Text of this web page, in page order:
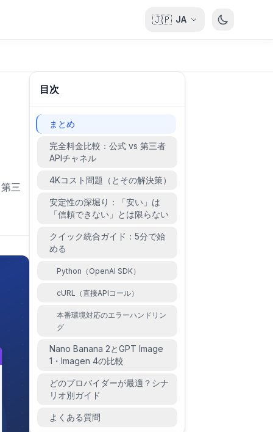
🇯🇵 JA
三
目次
まとめ
完全料金比較：公式 vs 第三者
APIチャネル
4Kコスト問題（とその解決策）
安定性の深堀り：「安い」は
「信頼できない」とは限らない
クイック統合ガイド：5分で始
める
Python（OpenAI SDK）
cURL（直接APIコール）
本番環境対応のエラーハンドリン
グ
Nano Banana 2とGPT Image
1・Imagen 4の比較
どのプロバイダーが最適？シナ
リオ別ガイド
よくある質問